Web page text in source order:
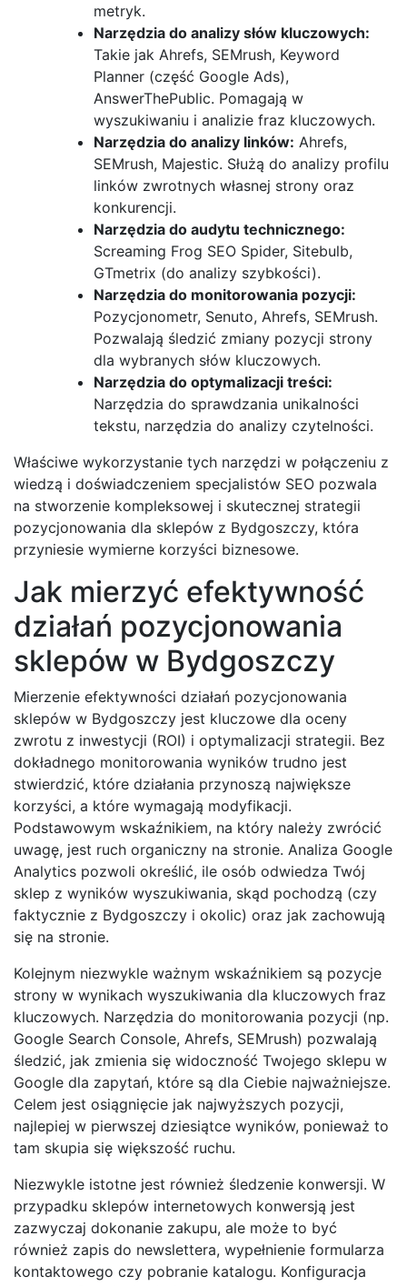
metryk.
Narzędzia do analizy słów kluczowych:
Takie jak Ahrefs, SEMrush, Keyword
Planner (część Google Ads),
AnswerThePublic. Pomagają w
wyszukiwaniu i analizie fraz kluczowych.
Narzędzia do analizy linków: Ahrefs,
SEMrush, Majestic. Służą do analizy profilu
linków zwrotnych własnej strony oraz
konkurencji.
Narzędzia do audytu technicznego:
Screaming Frog SEO Spider, Sitebulb,
GTmetrix (do analizy szybkości).
Narzędzia do monitorowania pozycji:
Pozycjonometr, Senuto, Ahrefs, SEMrush.
Pozwalają śledzić zmiany pozycji strony
dla wybranych słów kluczowych.
Narzędzia do optymalizacji treści:
Narzędzia do sprawdzania unikalności
tekstu, narzędzia do analizy czytelności.
Właściwe wykorzystanie tych narzędzi w połączeniu z
wiedzą i doświadczeniem specjalistów SEO pozwala
na stworzenie kompleksowej i skutecznej strategii
pozycjonowania dla sklepów z Bydgoszczy, która
przyniesie wymierne korzyści biznesowe.
Jak mierzyć efektywność
działań pozycjonowania
sklepów w Bydgoszczy
Mierzenie efektywności działań pozycjonowania
sklepów w Bydgoszczy jest kluczowe dla oceny
zwrotu z inwestycji (ROI) i optymalizacji strategii. Bez
dokładnego monitorowania wyników trudno jest
stwierdzić, które działania przynoszą największe
korzyści, a które wymagają modyfikacji.
Podstawowym wskaźnikiem, na który należy zwrócić
uwagę, jest ruch organiczny na stronie. Analiza Google
Analytics pozwoli określić, ile osób odwiedza Twój
sklep z wyników wyszukiwania, skąd pochodzą (czy
faktycznie z Bydgoszczy i okolic) oraz jak zachowują
się na stronie.
Kolejnym niezwykle ważnym wskaźnikiem są pozycje
strony w wynikach wyszukiwania dla kluczowych fraz
kluczowych. Narzędzia do monitorowania pozycji (np.
Google Search Console, Ahrefs, SEMrush) pozwalają
śledzić, jak zmienia się widoczność Twojego sklepu w
Google dla zapytań, które są dla Ciebie najważniejsze.
Celem jest osiągnięcie jak najwyższych pozycji,
najlepiej w pierwszej dziesiątce wyników, ponieważ to
tam skupia się większość ruchu.
Niezwykle istotne jest również śledzenie konwersji. W
przypadku sklepów internetowych konwersją jest
zazwyczaj dokonanie zakupu, ale może to być
również zapis do newslettera, wypełnienie formularza
kontaktowego czy pobranie katalogu. Konfiguracja